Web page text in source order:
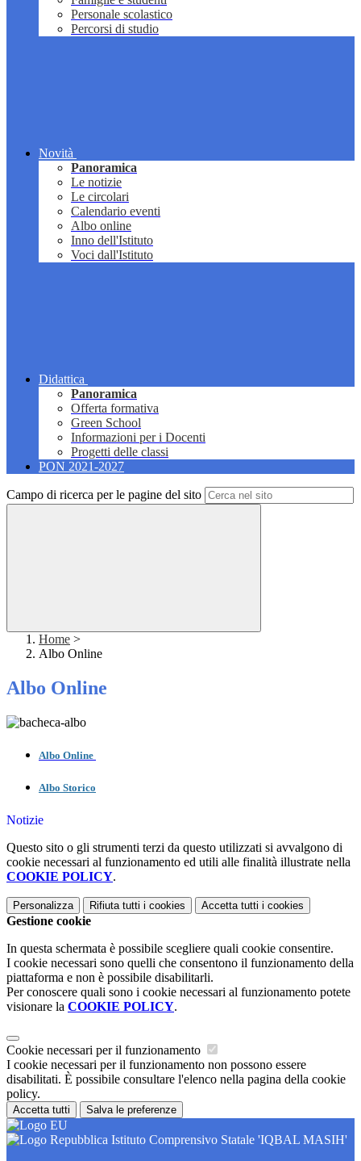
Personale scolastico
Percorsi di studio
Novità
Panoramica
Le notizie
Le circolari
Calendario eventi
Albo online
Inno dell'Istituto
Voci dall'Istituto
Didattica
Panoramica
Offerta formativa
Green School
Informazioni per i Docenti
Progetti delle classi
PON 2021-2027
Campo di ricerca per le pagine del sito
Home >
Albo Online
Albo Online
Albo Online
Albo Storico
Notizie
Questo sito o gli strumenti terzi da questo utilizzati si avvalgono di
cookie necessari al funzionamento ed utili alle finalità illustrate nella
COOKIE POLICY.
Personalizza Rifiuta tutti i cookies Accetta tutti i cookies
Gestione cookie
In questa schermata è possibile scegliere quali cookie consentire.
I cookie necessari sono quelli che consentono il funzionamento della
piattaforma e non è possibile disabilitarli.
Per conoscere quali sono i cookie necessari al funzionamento potete
visionare la COOKIE POLICY.
Cookie necessari per il funzionamento
I cookie necessari per il funzionamento non possono essere
disabilitati. È possibile consultare l'elenco nella pagina della cookie
policy.
Accetta tutti Salva le preferenze
Istituto Comprensivo Statale 'IQBAL MASIH'